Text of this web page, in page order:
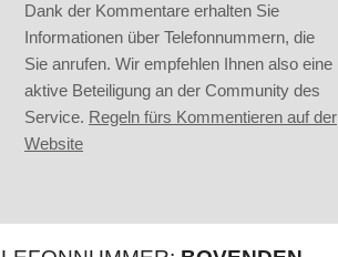
Dank der Kommentare erhalten Sie
Informationen über Telefonnummern, die
Sie anrufen. Wir empfehlen Ihnen also eine
aktive Beteiligung an der Community des
Service. Regeln fürs Kommentieren auf der
Website